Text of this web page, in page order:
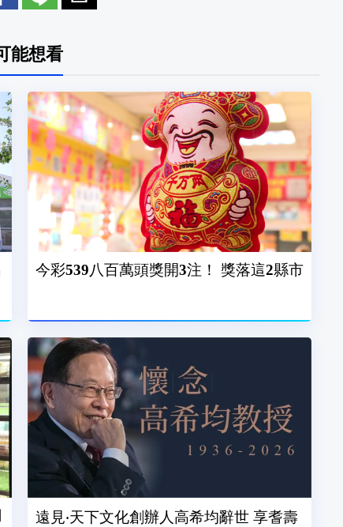
能想看
今彩539八百萬頭獎開3注！ 獎落這2縣市
遠見‧天下文化創辦人高希均辭世 享耆壽